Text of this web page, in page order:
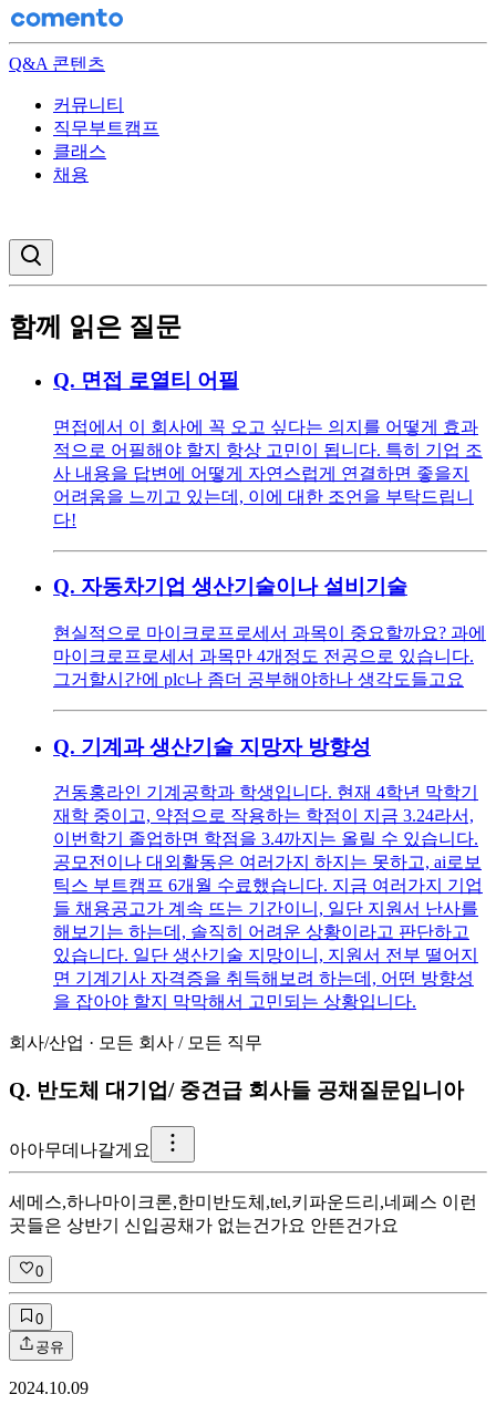
Q&A 콘텐츠
커뮤니티
직무부트캠프
클래스
채용
함께 읽은 질문
Q. 면접 로열티 어필
면접에서 이 회사에 꼭 오고 싶다는 의지를 어떻게 효과
적으로 어필해야 할지 항상 고민이 됩니다. 특히 기업 조
사 내용을 답변에 어떻게 자연스럽게 연결하면 좋을지
어려움을 느끼고 있는데, 이에 대한 조언을 부탁드립니
다!
Q. 자동차기업 생산기술이나 설비기술
현실적으로 마이크로프로세서 과목이 중요할까요? 과에
마이크로프로세서 과목만 4개정도 전공으로 있습니다.
그거할시간에 plc나 좀더 공부해야하나 생각도들고요
Q. 기계과 생산기술 지망자 방향성
건동홍라인 기계공학과 학생입니다. 현재 4학년 막학기
재학 중이고, 약점으로 작용하는 학점이 지금 3.24라서,
이번학기 졸업하면 학점을 3.4까지는 올릴 수 있습니다.
공모전이나 대외활동은 여러가지 하지는 못하고, ai로보
틱스 부트캠프 6개월 수료했습니다. 지금 여러가지 기업
들 채용공고가 계속 뜨는 기간이니, 일단 지원서 난사를
해보기는 하는데, 솔직히 어려운 상황이라고 판단하고
있습니다. 일단 생산기술 지망이니, 지원서 전부 떨어지
면 기계기사 자격증을 취득해보려 하는데, 어떤 방향성
을 잡아야 할지 막막해서 고민되는 상황입니다.
회사/산업 · 모든 회사 / 모든 직무
Q. 반도체 대기업/ 중견급 회사들 공채질문입니아
아아무데나갈게요
세메스,하나마이크론,한미반도체,tel,키파운드리,네페스 이런
곳들은 상반기 신입공채가 없는건가요 안뜬건가요
0
0
공유
2024.10.09